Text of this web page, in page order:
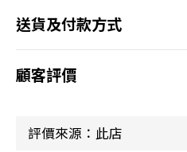
送貨及付款方式
顧客評價